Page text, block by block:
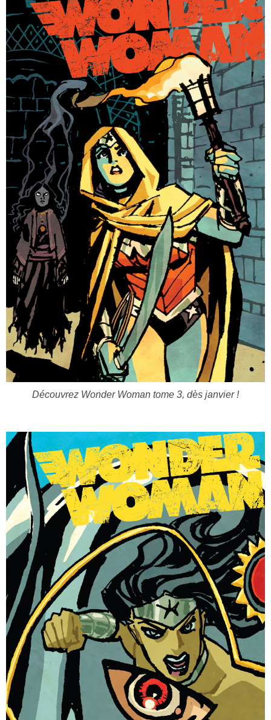
Découvrez Wonder Woman tome 3, dès janvier !